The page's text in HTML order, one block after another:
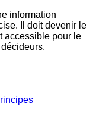
information
Il doit devenir le
accessible pour le